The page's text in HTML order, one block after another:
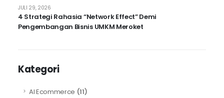
4 Strategi Rahasia “Network Effect” Demi
Pengembangan Bisnis UMKM Meroket
JULI 29, 2026
Kategori
AI Ecommerce (11)